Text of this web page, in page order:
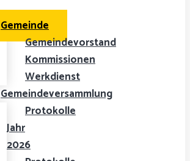
Gemeinde
Gemeindevorstand
Kommissionen
Werkdienst
Gemeindeversammlung
Protokolle
Jahr
2026